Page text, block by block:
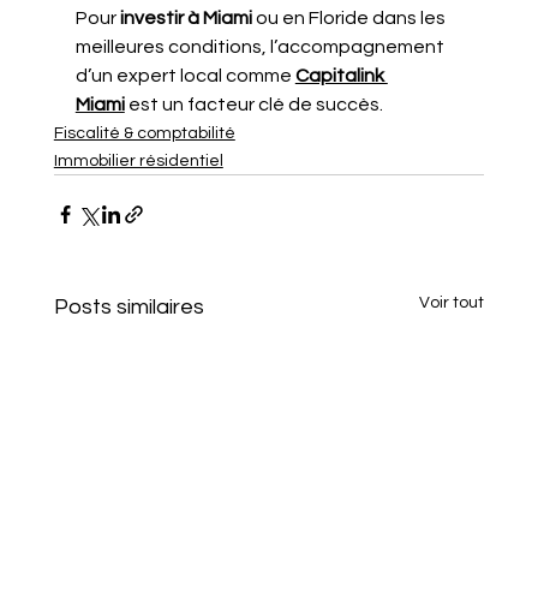
Pour investir à Miami ou en Floride dans les
meilleures conditions, l’accompagnement
d’un expert local comme Capitalink
Miami est un facteur clé de succès.
Fiscalité & comptabilité
Immobilier résidentiel
Posts similaires Voir tout